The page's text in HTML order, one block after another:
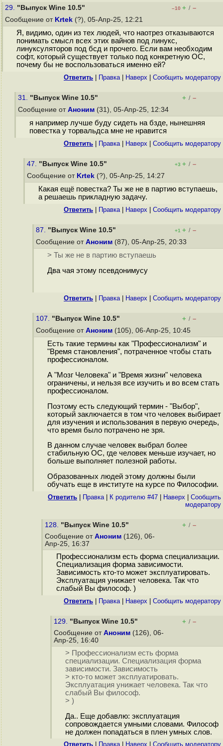
29. "Выпуск Wine 10.5" –10 + / –
Сообщение от Krtek (?), 05-Апр-25, 12:21
Я, видимо, один из тех людей, что наотрез отказываются
понимать смысл всех этих вайнов под линукс,
линуксуляторов под бсд и прочего. Если вам необходим
софт, который существует только под конкретную ОС,
почему бы не воспользоваться именно ей?
Ответить Правка| Наверх Cообщить модератору
31. "Выпуск Wine 10.5" + / –
Сообщение от Аноним (31), 05-Апр-25, 12:34
я например лучше буду сидеть на бзде, нынешняя
повестка у торвальдса мне не нравится
Ответить Правка| Наверх Cообщить модератору
47. "Выпуск Wine 10.5" +3 + / –
Сообщение от Krtek (?), 05-Апр-25, 14:27
Какая ещё повестка? Ты же не в партию вступаешь,
а решаешь прикладную задачу.
Ответить Правка| Наверх Cообщить модератору
87. "Выпуск Wine 10.5" +1 + / –
Сообщение от Аноним (87), 05-Апр-25, 20:33
> Ты же не в партию вступаешь
Два чая этому псевдонимусу
Ответить Правка| Наверх Cообщить модератору
107. "Выпуск Wine 10.5" + / –
Сообщение от Аноним (105), 06-Апр-25, 10:45
Есть такие термины как "Профессионализм" и
"Время становления", потраченное чтобы стать
профессионалом.
А "Мозг Человека" и "Время жизни" человека
ограничены, и нельзя все изучить и во всем стать
профессионалом.
Поэтому есть следующий термин - "Выбор",
который заключается в том что человек выбирает
для изучения и использования в первую очередь,
что время было потрачено не зря.
В данном случае человек выбрал более
стабильную ОС, где человек меньше изучает, но
больше выполняет полезной работы.
Образованных людей этому должны были
обучать еще в институте на курсе по Философии.
Ответить Правка| К родителю #47 Наверх
Cообщить
модератору
128. "Выпуск Wine 10.5" + / –
Сообщение от Аноним (126), 06-
Апр-25, 16:37
Профессионализм есть форма специализации.
Специализация форма зависимости.
Зависимость кто-то может эксплуатировать.
Эксплуатация унижает человека. Так что
слабый Вы философ. )
Ответить Правка| Наверх Cообщить модератору
129. "Выпуск Wine 10.5" + / –
Сообщение от Аноним (126), 06-
Апр-25, 16:40
> Профессионализм есть форма
специализации. Специализация форма
зависимости. Зависимость
> кто-то может эксплуатировать.
Эксплуатация унижает человека. Так что
слабый Вы философ.
> )
Да.. Еще добавлю: эксплуатация
сопровождается умными словами. Философ
не должен попадаться в плен умных слов.
Ответить Правка Наверх Cообщить модератору